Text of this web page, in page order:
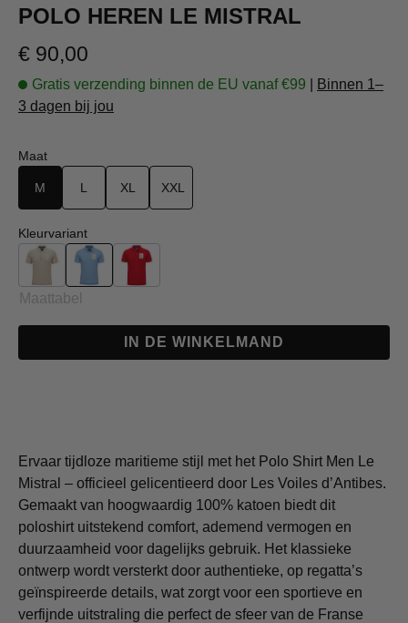
POLO HEREN LE MISTRAL
Normale prijs:
€ 90,00
Gratis verzending binnen de EU vanaf €99
Binnen 1–
3 dagen bij jou
Selecteer
Maat
M L XL XXL
Selecteer
Kleurvariant
Sand Light BlueRed
Maattabel
IN DE WINKELMAND
Ervaar tijdloze maritieme stijl met het Polo Shirt Men Le
Mistral – officieel gelicentieerd door Les Voiles d’Antibes.
Gemaakt van hoogwaardig 100% katoen biedt dit
poloshirt uitstekend comfort, ademend vermogen en
duurzaamheid voor dagelijks gebruik. Het klassieke
ontwerp wordt versterkt door authentieke, op regatta’s
geïnspireerde details, wat zorgt voor een sportieve en
verfijnde uitstraling die perfect de sfeer van de Franse